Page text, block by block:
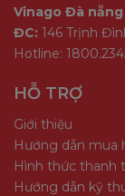
Vinago Đà nẵng
ĐC: 146 Trịnh
Hotline:
HỖ TRỢ
Giới thiệu
Hướng dẫn mua
Hình thức thanh
Hướng dẫn kỹ